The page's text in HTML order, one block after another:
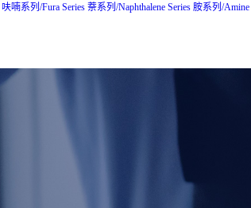
呋喃系列/Fura Series 萘系列/Naphthalene Series 胺系列/Amine